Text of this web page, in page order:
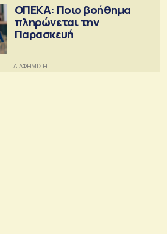
ΟΠΕΚΑ: Ποιο βοήθημα
πληρώνεται την
Παρασκευή